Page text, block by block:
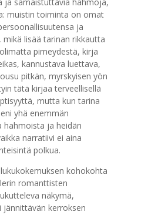
muistin toiminta on omat
ja
lisää tarinan rikkautta
pimeydestä, kirja
kannustava luettava,
pitkän, myrskyisen yön
tätä kirjaa terveellisellä
mutta kun tarina
yhä enemmän
hahmoista ja heidän
narratiivi ei aina
polkua.
kohokohta
romanttisten
näkymä,
jännittävän kerroksen